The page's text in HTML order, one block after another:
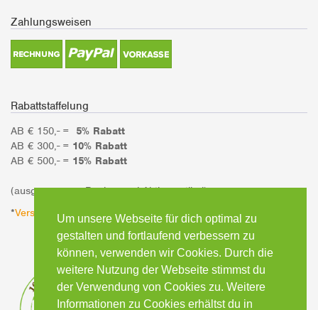
Um unsere Webseite für dich optimal zu
gestalten und fortlaufend verbessern zu
können, verwenden wir Cookies. Durch die
weitere Nutzung der Webseite stimmst du
der Verwendung von Cookies zu. Weitere
Informationen zu Cookies erhältst du in
Zahlungsweisen
Rabattstaffelung
AB € 150,- = 5% Rabatt
AB € 300,- = 10% Rabatt
AB € 500,- = 15% Rabatt
(ausgenommen Bücher und Aktionsartikel)
*Versandinformationen